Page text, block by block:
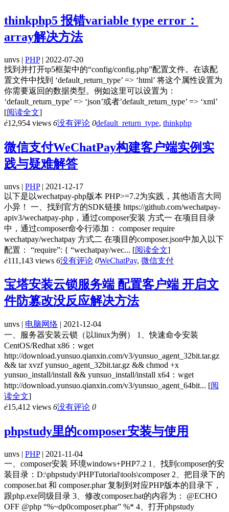
thinkphp5 报错variable type error：
array解决方法
unvs | PHP| 2022-07-20
找到并打开tp5框架中的“config/config.php”配置文件。在该配
置文件中找到 ‘default_return_type’ => ‘html’ 将这个属性设置为
你需要返回的数据类型。例如这里可以设置为：
‘default_return_type’ => ‘json’或者’default_return_type’ => ‘xml’
[阅读全文]
ė12,954 views 6没有评论 0default_return_type, thinkphp
微信支付WeChatPay构建客户端实例实
践与疑难解答
unvs | PHP| 2021-12-17
以下是以wechatpay-php版本 PHP>=7.2为实践，其他语言大同
小异！ 一、找到官方的SDK链接 https://github.com/wechatpay-
apiv3/wechatpay-php，通过composer安装 方式一 在项目目录
中，通过composer命令行添加： composer require
wechatpay/wechatpay 方式二 在项目的composer.json中加入以下
配置： “require”: { “wechatpay/wec... [阅读全文]
ė111,143 views 6没有评论 0WeChatPay, 微信支付
宝塔安装云锁服务端 配置客户端 开启文
件防篡改没反应解决方法
unvs | 电脑网络 | 2021-12-04
一、服务器安装云锁（以linux为例） 1、快速命令安装
CentOS/Redhat x86：wget
http://download.yunsuo.qianxin.com/v3/yunsuo_agent_32bit.tar.gz
&& tar xvzf yunsuo_agent_32bit.tar.gz && chmod +x
yunsuo_install/install && yunsuo_install/install x64：wget
http://download.yunsuo.qianxin.com/v3/yunsuo_agent_64bit... [阅
读全文]
ė15,412 views 6没有评论 0
phpstudy里的composer安装与使用
unvs | PHP| 2021-11-04
一、composer安装 环境windows+PHP7.2 1、找到composer的安
装目录：D:\phpstudy\PHPTutorial\tools\composer 2、把目录下的
composer.bat 和 composer.phar 复制到对应PHP版本的目录下，
跟php.exe同级目录 3、修改composer.bat的内容为： @ECHO
OFF @php “%~dp0composer.phar” %* 4、打开phpstudy